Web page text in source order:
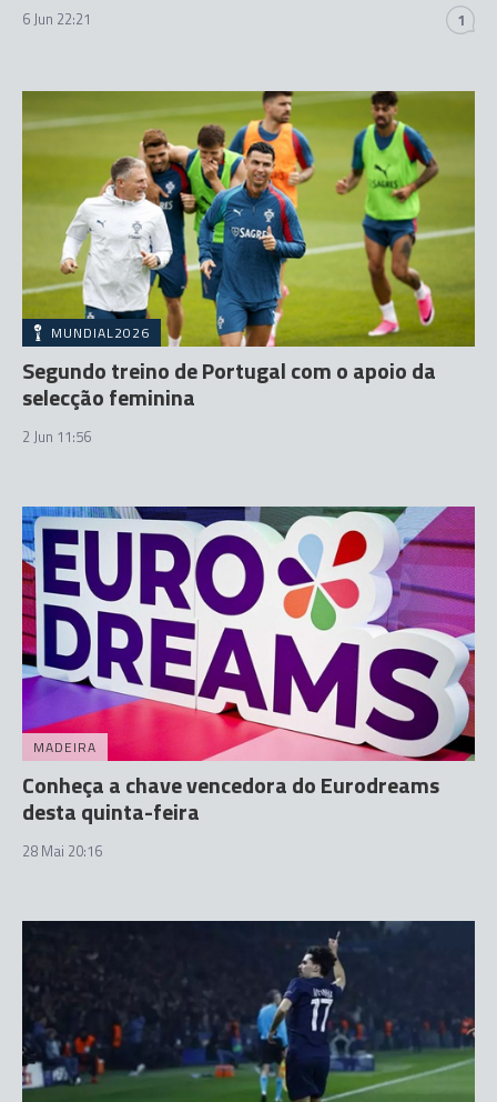
6 Jun 22:21 1
MUNDIAL2026
Segundo treino de Portugal com o apoio da
selecção feminina
2 Jun 11:56
MADEIRA
Conheça a chave vencedora do Eurodreams
desta quinta-feira
28 Mai 20:16